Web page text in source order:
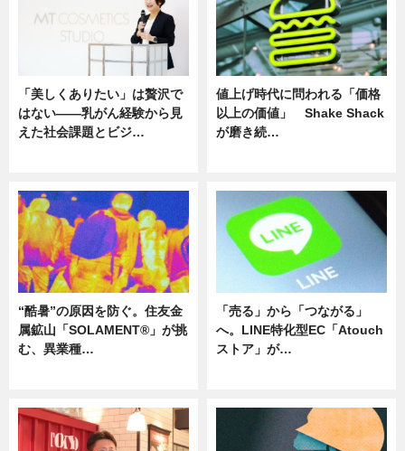
「美しくありたい」は贅沢で
はない――乳がん経験から見
えた社会課題とビジ…
値上げ時代に問われる「価格
以上の価値」 Shake Shack
が磨き続…
“酷暑”の原因を防ぐ。住友金
属鉱山「SOLAMENT®」が挑
む、異業種…
「売る」から「つながる」
へ。LINE特化型EC「Atouch
ストア」が…